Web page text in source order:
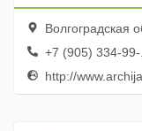
Волгоградская
+7 (905) 334-99-
http://